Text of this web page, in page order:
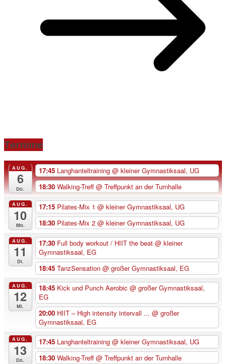
Termine
AUG.
6
Do.
17:45 Langhanteltraining @ kleiner Gymnastiksaal, UG
18:30 Walking-Treff @ Treffpunkt an der Turnhalle
AUG.
10
Mo.
17:15 Pilates-Mix 1 @ kleiner Gymnastiksaal, UG
18:30 Pilates-Mix 2 @ kleiner Gymnastiksaal, UG
AUG.
11
Di.
17:30 Full body workout / HIIT the beat @ kleiner
Gymnastiksaal, EG
18:45 TanzSensation @ großer Gymnastiksaal, EG
AUG.
12
Mi.
18:45 Kick und Punch Aerobic @ großer Gymnastiksaal,
EG
20:00 HIIT – High intensity intervall ... @ großer
Gymnastiksaal, EG
AUG.
13
Do.
17:45 Langhanteltraining @ kleiner Gymnastiksaal, UG
18:30 Walking-Treff @ Treffpunkt an der Turnhalle